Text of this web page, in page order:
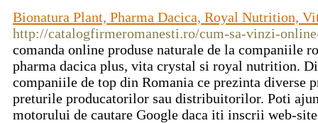
Bionatura Plant, Pharma Dacica, Royal Nutrition,
http://catalogfirmeromanesti.ro/cum-sa-vinzi-
comanda online produse naturale de la companiile
pharma dacica plus, vita crystal si royal nutrition.
companiile de top din Romania ce prezinta diverse
preturile producatorilor sau distribuitorilor. Poti
motorului de cautare Google daca iti inscrii web-